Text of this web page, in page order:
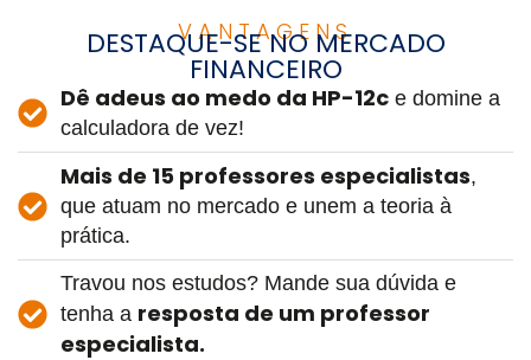
VANTAGENS
DESTAQUE-SE NO MERCADO
FINANCEIRO
Dê adeus ao medo da HP-12c e domine a
calculadora de vez!
Mais de 15 professores especialistas,
que atuam no mercado e unem a teoria à
prática.
Travou nos estudos? Mande sua dúvida e
tenha a resposta de um professor
especialista.